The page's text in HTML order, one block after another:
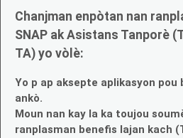
Chanjman enpòtan nan
SNAP ak Asistans Tanporè
TA) yo vòlè:
Yo p ap aksepte aplikasyon pou
ankò.
Moun nan kay la ka toujou
ranplasman benefis lajan kach